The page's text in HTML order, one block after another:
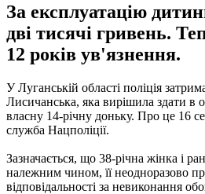
За експлуатацію
дві тисячі гривень.
12 років ув'язнення.
У Луганській області поліція
Лисичанська, яка вирішила здати в
власну 14-річну доньку. Про це 16
служба Нацполіції.
Зазначається, що 38-річна жінка і
належним чином, її неодноразово
відповідальності за невиконання